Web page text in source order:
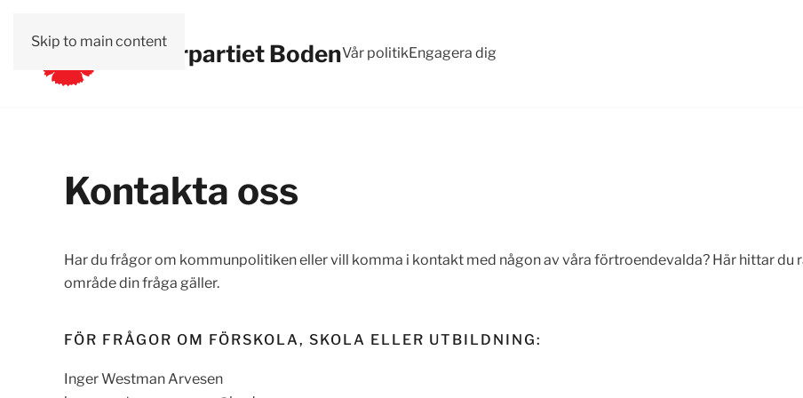
Skip to main contentVänsterpartiet BodenVår politikEngagera dig
Kontakta oss
Har du frågor om kommunpolitiken eller vill komma i kontakt med någon av våra förtroendevalda? Här hittar
område din fråga gäller.
FÖR FRÅGOR OM FÖRSKOLA, SKOLA ELLER UTBILDNING:
Inger Westman Arvesen